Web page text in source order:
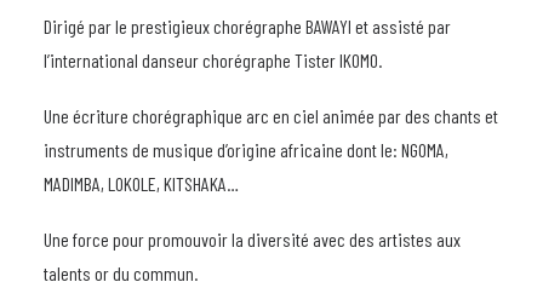
Dirigé par le prestigieux chorégraphe BAWAYI et assisté par
l’international danseur chorégraphe Tister IKOMO.
Une écriture chorégraphique arc en ciel animée par des chants et
instruments de musique d’origine africaine dont le: NGOMA,
MADIMBA, LOKOLE, KITSHAKA…
Une force pour promouvoir la diversité avec des artistes aux
talents or du commun.